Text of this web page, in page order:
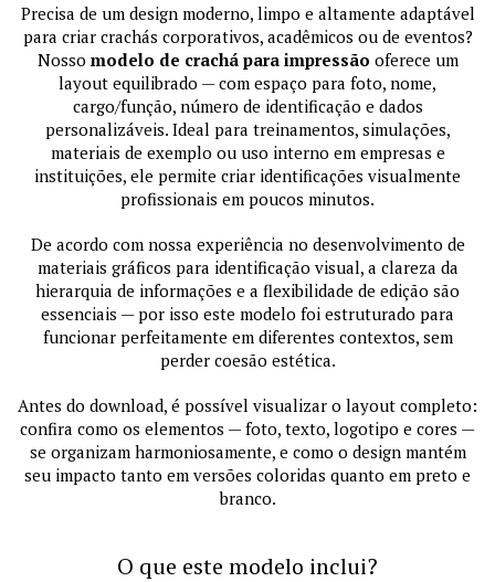
Precisa de um design moderno, limpo e altamente adaptável
para criar crachás corporativos, acadêmicos ou de eventos?
Nosso modelo de crachá para impressão oferece um
layout equilibrado — com espaço para foto, nome,
cargo/função, número de identificação e dados
personalizáveis. Ideal para treinamentos, simulações,
materiais de exemplo ou uso interno em empresas e
instituições, ele permite criar identificações visualmente
profissionais em poucos minutos.
De acordo com nossa experiência no desenvolvimento de
materiais gráficos para identificação visual, a clareza da
hierarquia de informações e a flexibilidade de edição são
essenciais — por isso este modelo foi estruturado para
funcionar perfeitamente em diferentes contextos, sem
perder coesão estética.
Antes do download, é possível visualizar o layout completo:
confira como os elementos — foto, texto, logotipo e cores —
se organizam harmoniosamente, e como o design mantém
seu impacto tanto em versões coloridas quanto em preto e
branco.
O que este modelo inclui?